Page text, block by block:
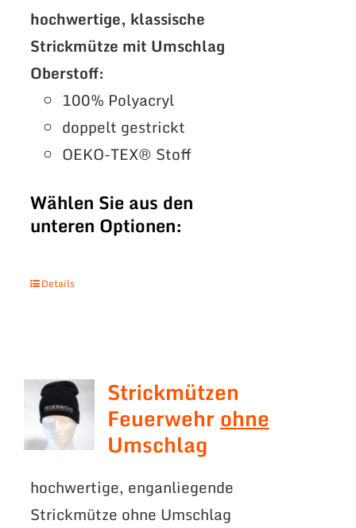
hochwertige, klassische
Strickmütze mit Umschlag
Oberstoff:
100% Polyacryl
doppelt gestrickt
OEKO-TEX® Stoff
Wählen Sie aus den
unteren Optionen:
Details
Strickmützen
Feuerwehrohne
Umschlag
hochwertige, enganliegende
Strickmütze ohne Umschlag